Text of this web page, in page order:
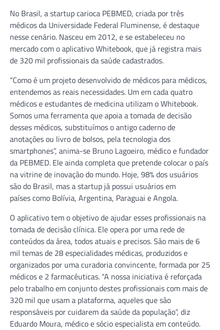
No Brasil, a startup carioca PEBMED, criada por três
médicos da Universidade Federal Fluminense, é destaque
nesse cenário. Nasceu em 2012, e se estabeleceu no
mercado com o aplicativo Whitebook, que já registra mais
de 320 mil profissionais da saúde cadastrados.
“Como é um projeto desenvolvido de médicos para médicos,
entendemos as reais necessidades. Um em cada quatro
médicos e estudantes de medicina utilizam o Whitebook.
Somos uma ferramenta que apoia a tomada de decisão
desses médicos, substituímos o antigo caderno de
anotações ou livro de bolsos, pela tecnologia dos
smartphones”, anima-se Bruno Lagoeiro, médico e fundador
da PEBMED. Ele ainda completa que pretende colocar o país
na vitrine de inovação do mundo. Hoje, 98% dos usuários
são do Brasil, mas a startup já possui usuários em
países como Bolívia, Argentina, Paraguai e Angola.
O aplicativo tem o objetivo de ajudar esses profissionais na
tomada de decisão clínica. Ele opera por uma rede de
conteúdos da área, todos atuais e precisos. São mais de 6
mil temas de 28 especialidades médicas, produzidos e
organizados por uma curadoria convincente, formada por 25
médicos e 2 farmacêuticas. “A nossa iniciativa é reforçada
pelo trabalho em conjunto destes profissionais com mais de
320 mil que usam a plataforma, aqueles que são
responsáveis por cuidarem da saúde da população”, diz
Eduardo Moura, médico e sócio especialista em conteúdo.